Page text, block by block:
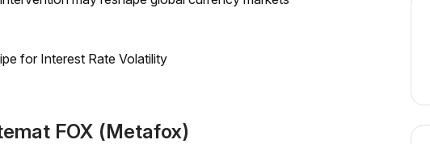
for Interest Rate Volatility
FOX (Metafox)